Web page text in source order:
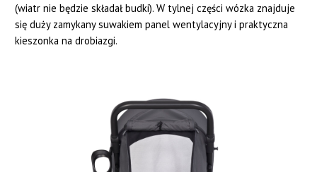
(wiatr nie będzie składał budki). W tylnej części wózka znajduje
się duży zamykany suwakiem panel wentylacyjny i praktyczna
kieszonka na drobiazgi.